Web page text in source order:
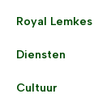
Royal Lemkes
Diensten
Cultuur